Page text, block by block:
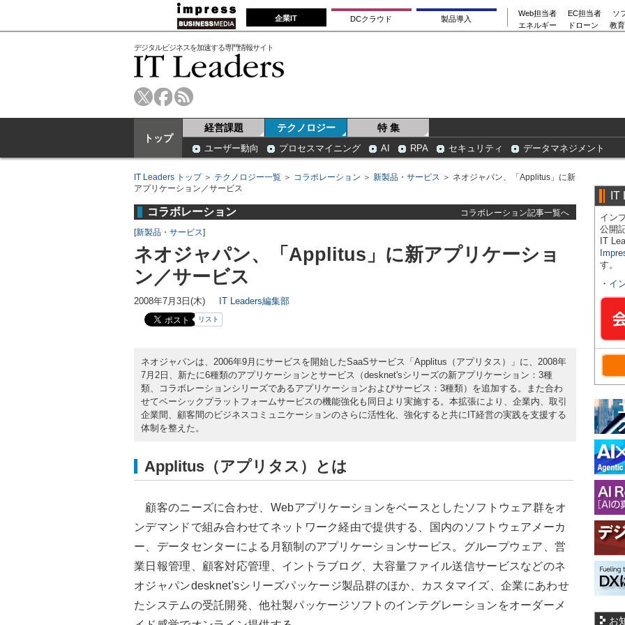
企業IT DCクラウド 製品導入
Web担当者 EC担当者
ソ
エネルギー
ドローン 教
デジタルビジネスを加速する専門情報サイト
トップ
経営課題 テクノロジー 特 集
ユーザー動向 プロセスマイニング AI RPA セキュリティ データマネジメント
IT Leaders トップ＞ テクノロジー一覧 ＞ コラボレーション ＞ 新製品・サービス ＞ ネオジャパン、「Applitus」に新
アプリケーション／サービス
コラボレーション
コラボレーション記事一覧へ
[新製品・サービス]
ネオジャパン、「Applitus」に新アプリケーショ
ン／サービス
2008年7月3日(木) IT Leaders編集部
リスト
ネオジャパンは、2006年9月にサービスを開始したSaaSサービス「Applitus（アプリタス）」に、2008年
7月2日、新たに6種類のアプリケーションとサービス（desknet'sシリーズの新アプリケーション：3種
類、コラボレーションシリーズであるアプリケーションおよびサービス：3種類）を追加する。また合わ
せてベーシックプラットフォームサービスの機能強化も同日より実施する。本拡張により、企業内、取引
企業間、顧客間のビジネスコミュニケーションのさらに活性化、強化すると共にIT経営の実践を支援する
体制を整えた。
Applitus（アプリタス）とは
顧客のニーズに合わせ、Webアプリケーションをベースとしたソフトウェア群をオ
ンデマンドで組み合わせてネットワーク経由で提供する、国内のソフトウェアメーカ
ー、データセンターによる月額制のアプリケーションサービス。グループウェア、営
業日報管理、顧客対応管理、イントラブログ、大容量ファイル送信サービスなどのネ
オジャパンdesknet'sシリーズパッケージ製品群のほか、カスタマイズ、企業にあわせ
たシステムの受託開発、他社製パッケージソフトのインテグレーションをオーダーメ
IT
イン
公開
IT
す。
・ イ
お